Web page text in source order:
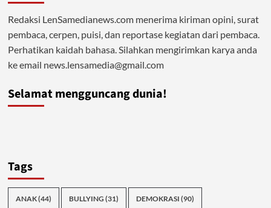
Redaksi LenSamedianews.com menerima kiriman opini, surat
pembaca, cerpen, puisi, dan reportase kegiatan dari pembaca.
Perhatikan kaidah bahasa. Silahkan mengirimkan karya anda
ke email news.lensamedia@gmail.com
Selamat mengguncang dunia!
Tags
ANAK(44) BULLYING (31) DEMOKRASI (90)